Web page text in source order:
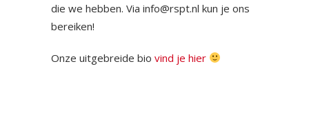
die we hebben. Via info@rspt.nl kun je ons
bereiken!
Onze uitgebreide bio vind je hier